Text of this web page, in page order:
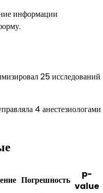
информации
25 исследований
4 анестезиологами
Погрешность
p-
value